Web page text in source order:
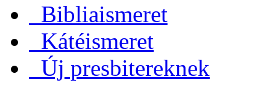
Bibliaismeret
Kátéismeret
Új presbitereknek